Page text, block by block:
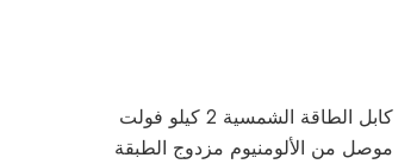
كابل الطاقة الشمسية 2 كيلو فولت
موصل من الألومنيوم مزدوج الطبقة